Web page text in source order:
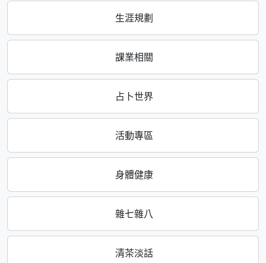
生涯規劃
課業相關
占卜世界
活動專區
身體健康
雜七雜八
清茶淡話